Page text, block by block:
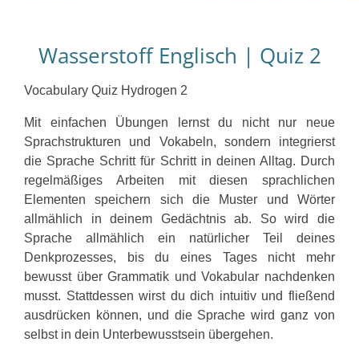
Wasserstoff Englisch | Quiz 2
Vocabulary Quiz Hydrogen 2
Mit einfachen Übungen lernst du nicht nur neue
Sprachstrukturen und Vokabeln, sondern integrierst
die Sprache Schritt für Schritt in deinen Alltag. Durch
regelmäßiges Arbeiten mit diesen sprachlichen
Elementen speichern sich die Muster und Wörter
allmählich in deinem Gedächtnis ab. So wird die
Sprache allmählich ein natürlicher Teil deines
Denkprozesses, bis du eines Tages nicht mehr
bewusst über Grammatik und Vokabular nachdenken
musst. Stattdessen wirst du dich intuitiv und fließend
ausdrücken können, und die Sprache wird ganz von
selbst in dein Unterbewusstsein übergehen.